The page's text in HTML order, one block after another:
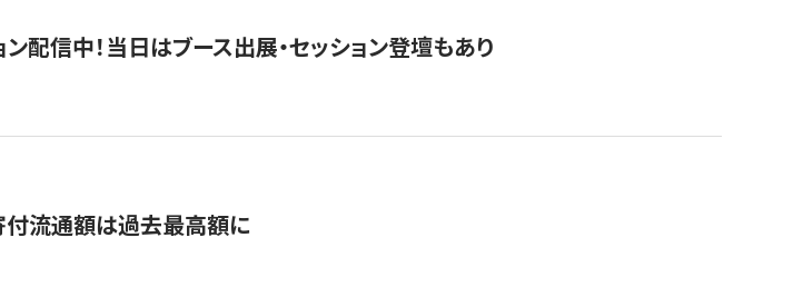
配信中！当日はブース出展・セッション登壇もあり
付流通額は過去最高額に